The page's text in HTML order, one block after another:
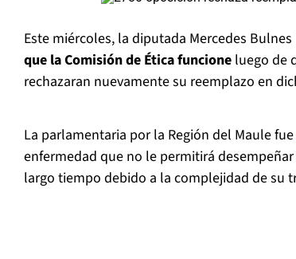
Este miércoles, la diputada Mercedes
que la Comisión de Ética funcione luego de
rechazaran nuevamente su reemplazo en
La parlamentaria por la Región del Maule fue
enfermedad que no le permitirá
largo tiempo debido a la complejidad de su